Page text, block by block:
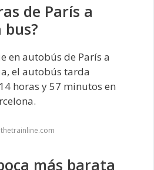
de París a
bus?
en autobús de París a
el autobús tarda
horas y 57 minutos en
más barata